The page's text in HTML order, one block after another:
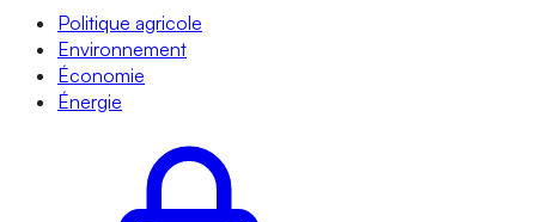
Politique agricole
Environnement
Économie
Énergie